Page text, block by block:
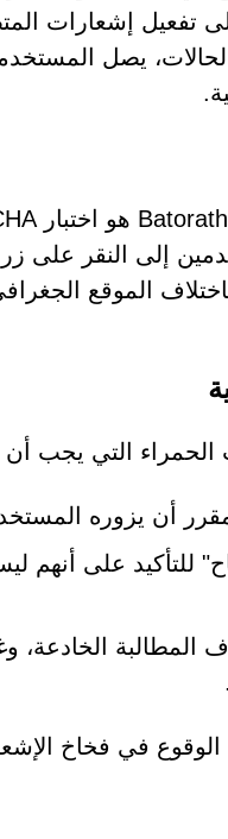
تفعيل إشعارات
يصل
إلى النقر
الموقع
أن يزوره
على أنهم
الخادعة،
في فخاخ